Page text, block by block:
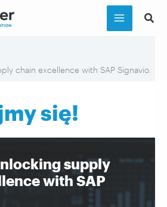
chain excellence with SAP Signavio.
się!
supply
with SAP